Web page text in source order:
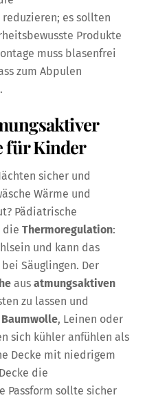
es sollten
Produkte
muss blasenfrei
zum Abpulen
für Kinder
sicher und
Wärme und
Pädiatrische
dieThermoregulation:
und kann das
Säuglingen. Der
ausatmungsaktiven
zu lassen und
, Leinen oder
sich kühler anfühlen als
Decke mit niedrigem
die
Passform sollte sicher